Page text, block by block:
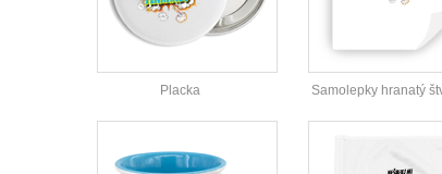
Placka Samolepky hranatý